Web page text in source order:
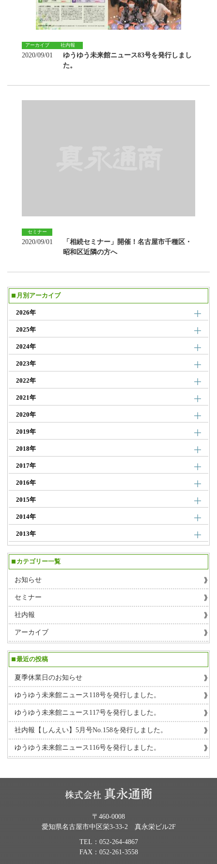
アーカイブ 社内報
2020/09/01
ゆうゆう未来館ニュース83号を発行しまし
た。
セミナー
2020/09/01
「相続セミナー」開催！名古屋市千種区・
昭和区近隣の方へ
月別アーカイブ
2026年
2025年
2024年
2023年
2022年
2021年
2020年
2019年
2018年
2017年
2016年
2015年
2014年
2013年
カテゴリー一覧
お知らせ
セミナー
社内報
アーカイブ
最近の投稿
夏季休業日のお知らせ
ゆうゆう未来館ニュース118号を発行しました。
ゆうゆう未来館ニュース117号を発行しました。
社内報【しんえい】5月号No.158を発行しました。
ゆうゆう未来館ニュース116号を発行しました。
〒460-0008
愛知県名古屋市中区栄3-33-2 真永栄ビル2F
TEL：052-264-4867
FAX：052-261-3558